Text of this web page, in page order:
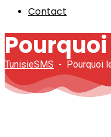
Contact
TunisieSMS - Pourquoi